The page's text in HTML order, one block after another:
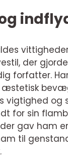
der
forfatter.
vigtighed og
for sin
gav ham
til